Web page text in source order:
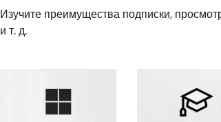
Изучите преимущества подписки,
и т. д.